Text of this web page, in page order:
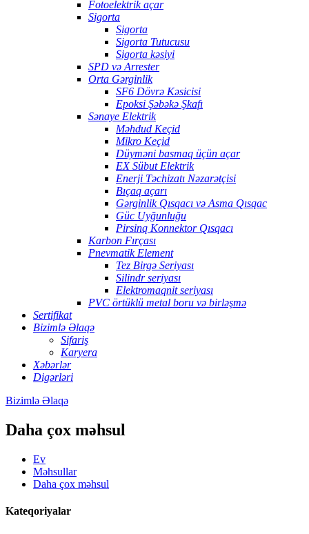
Fotoelektrik açar
Sigorta
Sigorta
Sigorta Tutucusu
Sigorta kəsiyi
SPD və Arrester
Orta Gərginlik
SF6 Dövrə Kəsicisi
Epoksi Şəbəkə Şkafı
Sənaye Elektrik
Məhdud Keçid
Mikro Keçid
Düyməni basmaq üçün açar
EX Sübut Elektrik
Enerji Təchizatı Nəzarətçisi
Bıçaq açarı
Gərginlik Qısqacı və Asma Qısqac
Güc Uyğunluğu
Pirsinq Konnektor Qısqacı
Karbon Fırçası
Pnevmatik Element
Tez Birgə Seriyası
Silindr seriyası
Elektromaqnit seriyası
PVC örtüklü metal boru və birləşmə
Sertifikat
Bizimlə Əlaqə
Sifariş
Karyera
Xəbərlər
Digərləri
Bizimlə Əlaqə
Daha çox məhsul
Ev
Məhsullar
Daha çox məhsul
Kateqoriyalar